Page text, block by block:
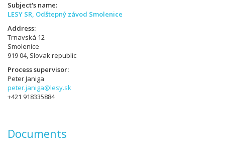
Subject's name
LESY SR, Odštepný závod Smolenice
Address
Trnavská 12
Smolenice
919 04, Slovak republic
Process supervisor
Peter Janiga
peter.janiga@lesy.sk
+421 918335884
Documents